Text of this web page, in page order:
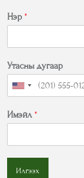
Нэр *
Утасны дугаар
Имэйл *
Илгээх